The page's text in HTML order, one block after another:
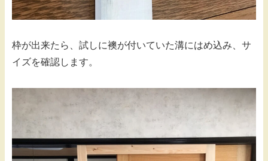
枠が出来たら、試しに襖が付いていた溝にはめ込み、サ
イズを確認します。